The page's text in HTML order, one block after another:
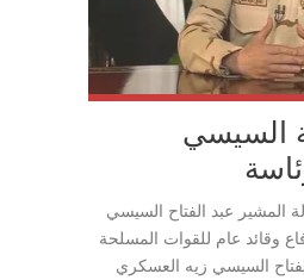
السيسي
المشير عبد الفتاح السيسي
وقائد عام للقوات المسلحة
السيسي زيه العسكري